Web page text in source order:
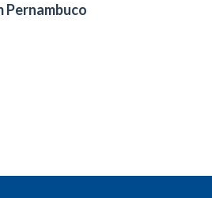
Pernambuco